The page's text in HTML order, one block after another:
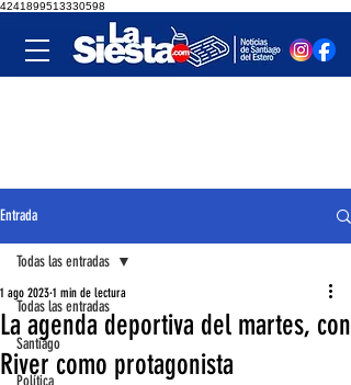
4241899513330598
Entrada
Todas las entradas
Santiago
Política
Todas las entradas
La agenda deportiva del martes, con
River como protagonista
1 ago 2023 1 min de lectura